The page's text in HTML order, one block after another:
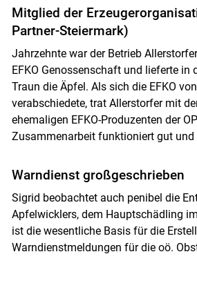
Mitglied der
Partner-Steiermark)
Jahrzehnte war der Betrieb
EFKO Genossenschaft und lieferte in
Traun die Äpfel. Als sich die EFKO
verabschiedete, trat Allerstorfer mit
ehemaligen EFKO-Produzenten der
Zusammenarbeit funktioniert gut und
Warndienst großgeschrieben
Sigrid beobachtet auch penibel die
Apfelwicklers, dem Hauptschädling
ist die wesentliche Basis für die
Warndienstmeldungen für die oö.